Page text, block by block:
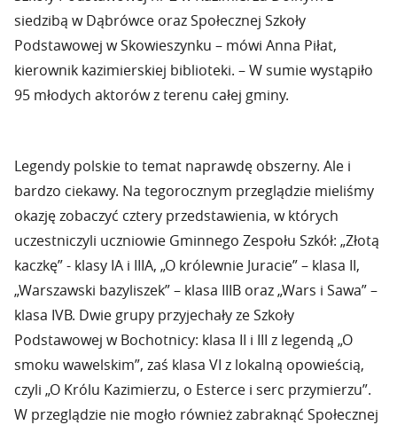
siedzibą w Dąbrówce oraz Społecznej Szkoły
Podstawowej w Skowieszynku – mówi Anna Piłat,
kierownik kazimierskiej biblioteki. – W sumie wystąpiło
95 młodych aktorów z terenu całej gminy.
Legendy polskie to temat naprawdę obszerny. Ale i
bardzo ciekawy. Na tegorocznym przeglądzie mieliśmy
okazję zobaczyć cztery przedstawienia, w których
uczestniczyli uczniowie Gminnego Zespołu Szkół: „Złotą
kaczkę” - klasy IA i IIIA, „O królewnie Juracie” – klasa II,
„Warszawski bazyliszek” – klasa IIIB oraz „Wars i Sawa” –
klasa IVB. Dwie grupy przyjechały ze Szkoły
Podstawowej w Bochotnicy: klasa II i III z legendą „O
smoku wawelskim”, zaś klasa VI z lokalną opowieścią,
czyli „O Królu Kazimierzu, o Esterce i serc przymierzu”.
W przeglądzie nie mogło również zabraknąć Społecznej